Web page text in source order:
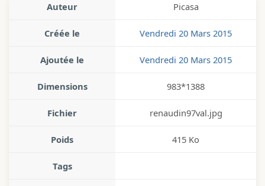
Auteur Picasa
Créée le Vendredi 20 Mars 2015
Ajoutée le Vendredi 20 Mars 2015
Dimensions 983*1388
Fichier renaudin97val.jpg
Poids 415 Ko
Tags